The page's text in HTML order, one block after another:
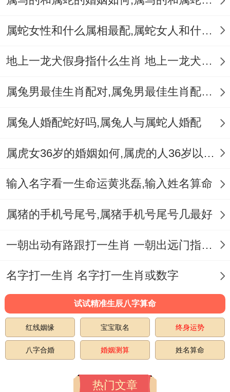
你猜怎么着？绍“四脚朝天”的生肖指向;核心
事事在解码民间文化的多层叙事。下一步该
的观察、也有语言游戏的智慧- 更里面有地
肖谜语的演变脉络；也可结合心理学~调查
各异群体对同一谜面的联想区别！
属蛇女性和什么属相最配,属蛇女人和什么属相最配
地上一龙犬假身指什么生肖 地上一龙犬假身十二生肖指哪肖
属兔男最佳生肖配对,属兔男最佳生肖配对表
属兔人婚配蛇好吗,属兔人与属蛇人婚配
属虎女36岁的婚姻如何,属虎的人36岁以后会好吗
输入名字看一生命运黄兆磊,输入姓名算命
属猪的手机号尾号,属猪手机号尾号几最好
一朝出动有路跟打一生肖 一朝出远门指什么生肖
名字打一生肖 名字打一生肖或数字
试试精准生辰八字算命
红线姻缘 宝宝取名 终身运势
八字合婚 婚姻测算 姓名算命
热门文章